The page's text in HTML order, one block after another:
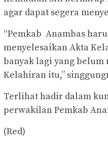
agar dapat segera
“Pemkab Anambas
menyelesaikan Akta
banyak lagi yang belum
Kelahiran itu,”
Terlihat hadir dalam
perwakilan Pemkab
(Red)